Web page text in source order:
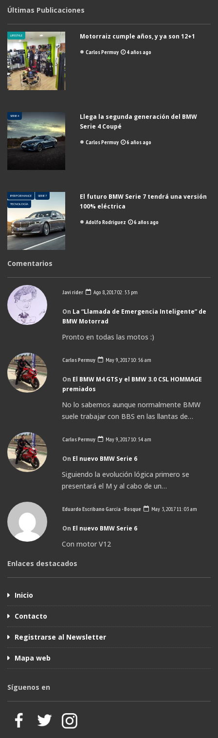
Últimas Publicaciones
LIFESTYLE Motorraiz cumple años, y ya son 12+1
Carlos Permuy 4 años ago
SERIE 4
Llega la segunda generación del BMW
Serie 4 Coupé
Carlos Permuy 6 años ago
IPERFORMANCE SERIE 7
TECNOLOGÍA
El futuro BMW Serie 7 tendrá una versión
100% eléctrica
Adolfo Rodriguez 6 años ago
Comentarios
Javi rider Ago 8, 2017 02: 53 pm
On La “Llamada de Emergencia Inteligente” de
BMW Motorrad
Pronto en todas las motos :)
Carlos Permuy May 9, 2017 10: 56 am
On El BMW M4 GTS y el BMW 3.0 CSL HOMMAGE
premiados
No lo sabemos aunque normalmente BMW
suele trabajar con BBS en las llantas de…
Carlos Permuy May 9, 2017 10: 54 am
On El nuevo BMW Serie 6
Siguiendo la evolución lógica primero se
presentará el M y al cabo de un…
Eduardo Escribano García - Bosque May 3, 2017 11: 03 am
On El nuevo BMW Serie 6
Con motor V12
Enlaces destacados
Inicio
Contacto
Registrarse al Newsletter
Mapa web
Síguenos en